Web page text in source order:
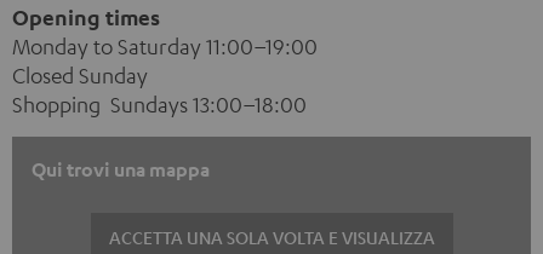
Opening times
Monday to Saturday 11:00–19:00
Closed Sunday
Shopping Sundays 13:00–18:00
Qui trovi una mappa
ACCETTA UNA SOLA VOLTA E VISUALIZZA